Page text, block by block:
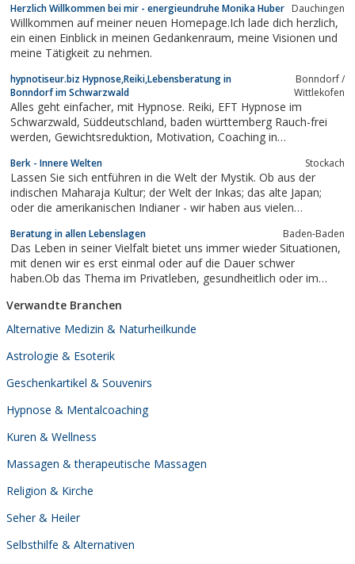
Herzlich Willkommen bei mir - energieundruhe Monika Huber Dauchingen
Willkommen auf meiner neuen Homepage.Ich lade dich herzlich,
ein einen Einblick in meinen Gedankenraum, meine Visionen und
meine Tätigkeit zu nehmen.
hypnotiseur.biz Hypnose,Reiki,Lebensberatung in
Bonndorf im Schwarzwald
Bonndorf /
Wittlekofen
Alles geht einfacher, mit Hypnose. Reiki, EFT Hypnose im
Schwarzwald, Süddeutschland, baden württemberg Rauch-frei
werden, Gewichtsreduktion, Motivation, Coaching in
Berk - Innere Welten Stockach
Lassen Sie sich entführen in die Welt der Mystik. Ob aus der
indischen Maharaja Kultur; der Welt der Inkas; das alte Japan;
oder die amerikanischen Indianer - wir haben aus vielen
Beratung in allen Lebenslagen Baden-Baden
Das Leben in seiner Vielfalt bietet uns immer wieder Situationen,
mit denen wir es erst einmal oder auf die Dauer schwer
haben.Ob das Thema im Privatleben, gesundheitlich oder im
angemessen umzugehen.
Verwandte Branchen
Alternative Medizin & Naturheilkunde
Astrologie & Esoterik
Geschenkartikel & Souvenirs
Hypnose & Mentalcoaching
Kuren & Wellness
Massagen & therapeutische Massagen
Religion & Kirche
Seher & Heiler
Selbsthilfe & Alternativen